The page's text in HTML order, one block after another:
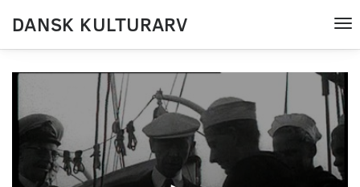
DANSK KULTURARV